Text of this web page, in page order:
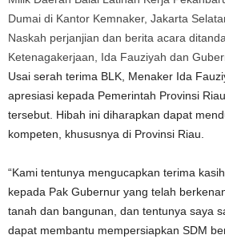
Dumai di Kantor Kemnaker, Jakarta
Naskah perjanjian dan berita acara
Ketenagakerjaan, Ida Fauziyah dan
Usai serah terima BLK, Menaker Ida
apresiasi kepada Pemerintah Provinsi
tersebut. Hibah ini diharapkan dapat
kompeten, khususnya di Provinsi Riau.
“Kami tentunya mengucapkan terima
kepada Pak Gubernur yang telah
tanah dan bangunan, dan tentunya saya
dapat membantu mempersiapkan SDM